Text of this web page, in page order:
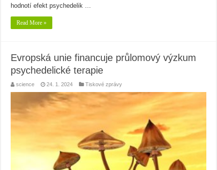
hodnotí efekt psychedelik …
Read More »
Evropská unie financuje průlomový výzkum
psychedelické terapie
science 24. 1. 2024 Tiskové zprávy